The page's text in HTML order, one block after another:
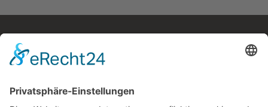
Kostenloses E-Book
Memento Mori
Eine philosophische Meditation über das Leben, den
Tod und die Vergänglichkeit.